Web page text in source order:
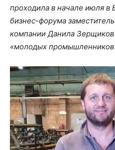
проходила в начале июля в
бизнес-форума
компании Данила
«молодых промышленников